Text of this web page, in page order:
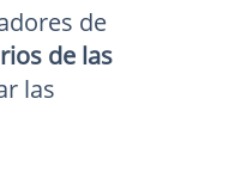
de
de las
las